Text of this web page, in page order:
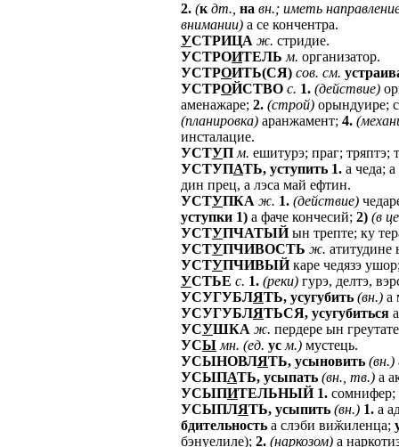
2. (к дт., на вн.; иметь
внимании) а се кончентра.
УСТРИЦА ж. стридие.
УСТРОИТЕЛЬ м. организатор.
УСТРОИТЬ(СЯ) сов. см.
УСТРОЙСТВО с. 1. (действие)
аменажаре; 2. (строй) орындуире;
(планировка) аранжамент; 4.
инсталацие.
УСТУП м. ешитурэ; праг; тряптэ;
УСТУПАТЬ, уступить 1. а чеда;
дин прец, а лэса май ефтин.
УСТУПКА ж. 1. (действие)
уступки 1) а фаче кончесий; 2) (в
УСТУПЧАТЫЙын трепте; ку
УСТУПЧИВОСТЬ ж. атитудине
УСТУПЧИВЫЙкаре чедязэ
УСТЬЕ с. 1. (реки) гурэ, делтэ,
УСУГУБЛЯТЬ, усугубить (вн.) а
УСУГУБЛЯТЬСЯ, усугубиться
УСУШКА ж. пердере ын
УСЫ мн. (ед. ус м.) мустець.
УСЫНОВЛЯТЬ, усыновить (вн.)
УСЫПАТЬ, усыпать (вн., тв.) а
УСЫПИТЕЛЬНЫЙ 1. сомнифер;
УСЫПЛЯТЬ, усыпить (вн.) 1. а
бдительность а слэби виӂиленца;
бэнуелиле); 2. (наркозом) а